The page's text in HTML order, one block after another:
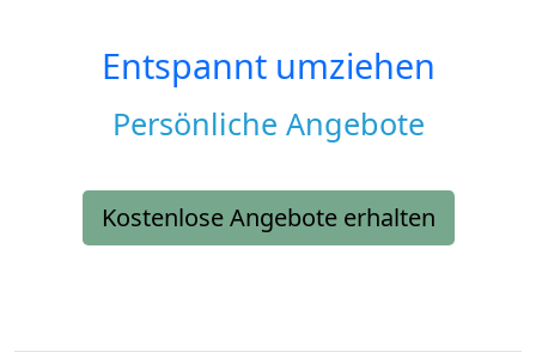
Entspannt umziehen
Persönliche Angebote
Kostenlose Angebote erhalten